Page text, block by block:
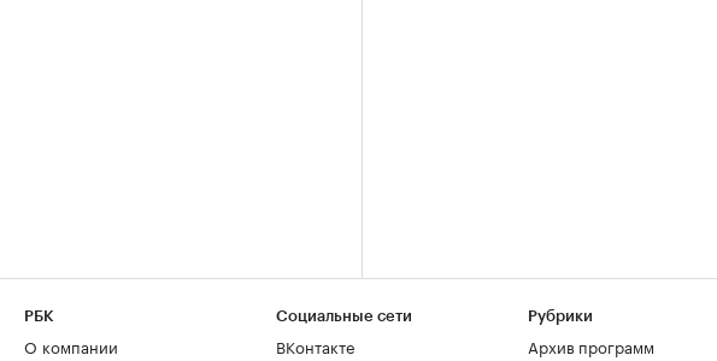
РБК
О компании
Социальные сети
ВКонтакте
Рубрики
Архив программ